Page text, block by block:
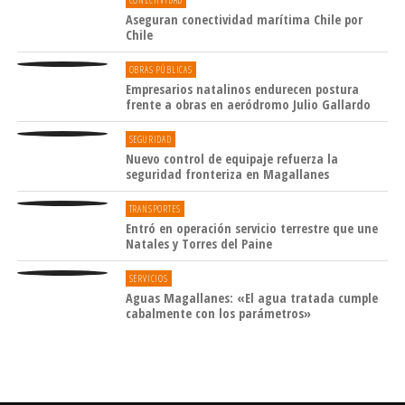
recibido por otros miembros del comité
científico cuando se comunicó mi nominación”,
agrega el Dr. César Cárdenas.
El grupo de trabajo de monitoreo y gestión de
ecosistemas se reunió por primera vez en 1995
después de la fusión del grupo de trabajo sobre
el kril (WG-Krill) y el grupo de trabajo sobre el
Programa de Monitoreo del Ecosistema de la
CCRVMA (WG-CEMP).
Algunos aspectos esenciales del grupo son:
Evaluar el estado del kril.
Aseguran conectividad marítima Chile por
Chile
OBRAS PÚBLICAS
Empresarios natalinos endurecen postura
frente a obras en aeródromo Julio Gallardo
SEGURIDAD
Nuevo control de equipaje refuerza la
seguridad fronteriza en Magallanes
TRANSPORTES
Entró en operación servicio terrestre que une
Natales y Torres del Paine
SERVICIOS
Aguas Magallanes: «El agua tratada cumple
cabalmente con los parámetros»